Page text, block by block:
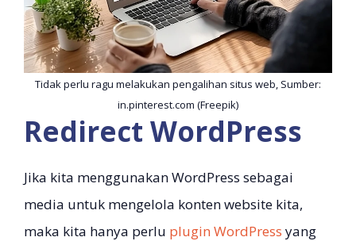
Tidak perlu ragu melakukan pengalihan situs web, Sumber:
in.pinterest.com (Freepik)
Redirect WordPress
Jika kita menggunakan WordPress sebagai
media untuk mengelola konten website kita,
maka kita hanya perlu plugin WordPress yang